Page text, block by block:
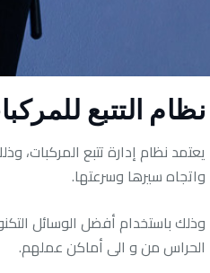
نظام التتبع
يعتمد نظام إدارة تتبع المركبات،
واتجاه سيرها وسرعتها.
وذلك باستخدام أفضل الوسائل
الحراس من و الى أماكن عملهم.